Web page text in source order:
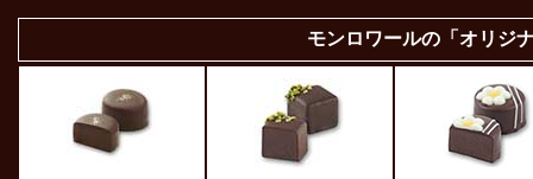
モンロワールの「オリジ